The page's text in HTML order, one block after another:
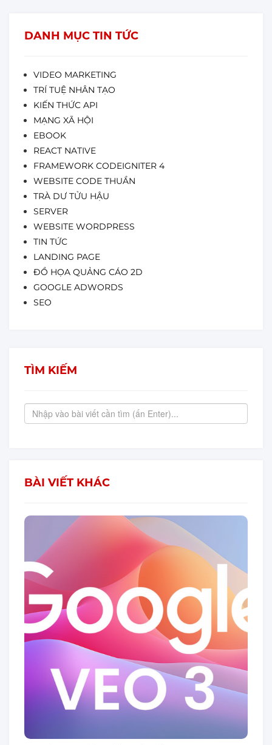
DANH MỤC TIN TỨC
VIDEO MARKETING
TRÍ TUỆ NHÂN TẠO
KIẾN THỨC API
MẠNG XÃ HỘI
EBOOK
REACT NATIVE
FRAMEWORK CODEIGNITER 4
WEBSITE CODE THUẦN
TRÀ DƯ TỬU HẬU
SERVER
WEBSITE WORDPRESS
TIN TỨC
LANDING PAGE
ĐỒ HỌA QUẢNG CÁO 2D
GOOGLE ADWORDS
SEO
TÌM KIẾM
BÀI VIẾT KHÁC